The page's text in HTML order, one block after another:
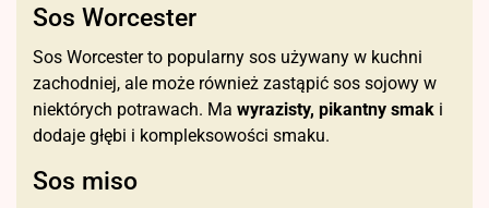
Sos Worcester
Sos Worcester to popularny sos używany w kuchni
zachodniej, ale może również zastąpić sos sojowy w
niektórych potrawach. Ma wyrazisty, pikantny smak i
dodaje głębi i kompleksowości smaku.
Sos miso